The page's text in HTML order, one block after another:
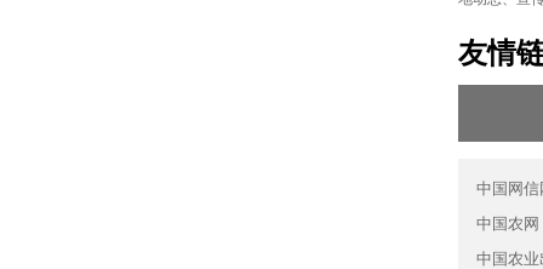
友情
中国网信
中国农网
中国农业